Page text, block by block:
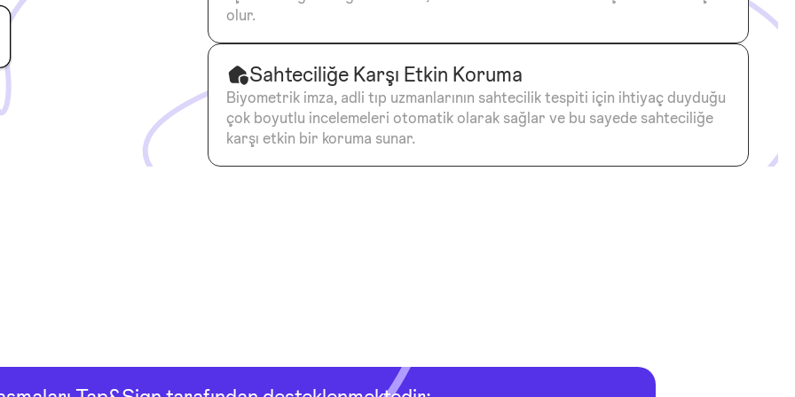
olur.
Sahteciliğe Karşı Etkin Koruma
Biyometrik imza, adli tıp uzmanlarının sahtecilik tespiti için ihtiyaç duyduğu
çok boyutlu incelemeleri otomatik olarak sağlar ve bu sayede sahteciliğe
karşı etkin bir koruma sunar.